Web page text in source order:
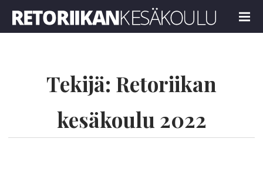
MENU
Tekijä: Retoriikan
kesäkoulu 2022